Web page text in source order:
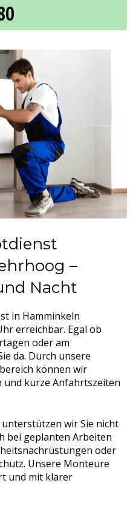
–
Nacht
in Hamminkeln
erreichbar. Egal ob
oder am
da. Durch unsere
können wir
und kurze Anfahrtszeiten
unterstützen wir Sie nicht
bei geplanten Arbeiten
oder
Unsere Monteure
und mit klarer